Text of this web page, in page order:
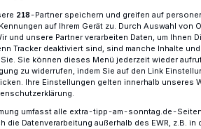
Welt – für viele 15-Jährige
Louisa Schiffer aus
wurde für das
PPP), ein Stipendium des
reist Ende August für ein
218-Partner speichern und greifen auf
auf Ihrem Gerät zu. Durch Auswahl von
und unsere Partner verarbeiten Daten, um Ihnen
Tracker deaktiviert sind, sind manche Inhalte
Sie können dieses Menü jederzeit wieder
zu widerrufen, indem Sie auf den Link
Ihre Einstellungen gelten innerhalb unseres
umfasst alle extra-tipp-am-sonntag.de-
die Datenverarbeitung außerhalb des EWR, z.B. in